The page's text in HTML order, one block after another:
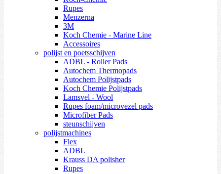
Rupes
Menzerna
3M
Koch Chemie - Marine Line
Accessoires
polijst en poetsschijven
ADBL - Roller Pads
Autochem Thermopads
Autochem Polijstpads
Koch Chemie Polijstpads
Lamsvel - Wool
Rupes foam/microvezel pads
Microfiber Pads
steunschijven
polijstmachines
Flex
ADBL
Krauss DA polisher
Rupes